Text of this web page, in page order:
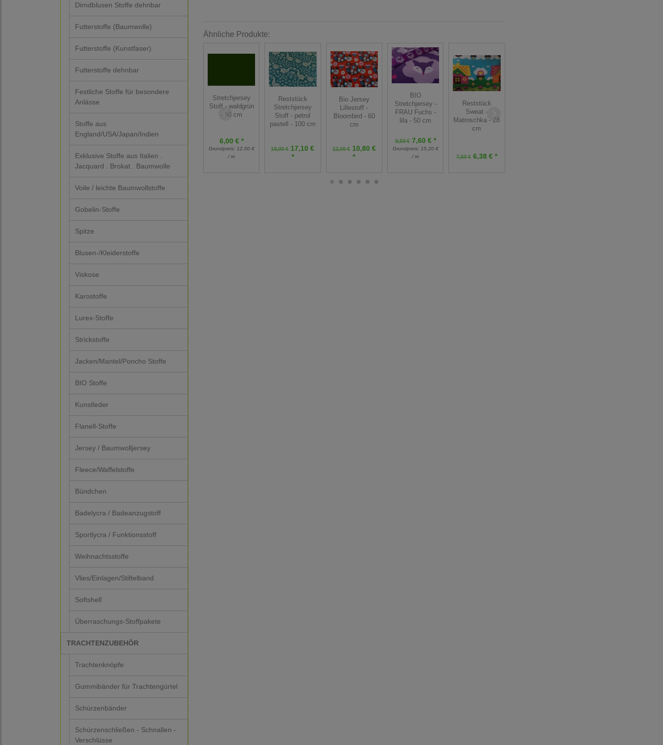
Dirndblusen Stoffe dehnbar
Futterstoffe (Baumwolle)
Futterstoffe (Kunstfaser)
Futterstoffe dehnbar
Festliche Stoffe für besondere
Anlässe
Stoffe aus
England/USA/Japan/Indien
Exklusive Stoffe aus Italien .
Jacquard . Brokat . Baumwolle
Voile / leichte Baumwollstoffe
Gobelin-Stoffe
Spitze
Blusen-/Kleiderstoffe
Viskose
Karostoffe
Lurex-Stoffe
Strickstoffe
Jacken/Mantel/Poncho Stoffe
BIO Stoffe
Kunstleder
Flanell-Stoffe
Jersey / Baumwolljersey
Fleece/Waffelstoffe
Bündchen
Badelycra / Badeanzugstoff
Sportlycra / Funktionsstoff
Weihnachtsstoffe
Vlies/Einlagen/Stiftelband
Softshell
Überraschungs-Stoffpakete
TRACHTENZUBEHÖR
Trachtenknöpfe
Gummibänder für Trachtengürtel
Schürzenbänder
Schürzenschließen - Schnallen -
Verschlüsse
Ähnliche Produkte:
Stretchjersey
Stoff - waldgrün
- 50 cm
6,00 € *
Grundpreis: 12,00 €
/ m
Reststück
Stretchjersey
Stoff - petrol
pastell - 100 cm
19,00 €17,10 €
*
Bio Jersey
Lillestoff -
Bloombird - 60
cm
12,00 €10,80 €
*
BIO
Stretchjersey -
FRAU Fuchs -
lila - 50 cm
9,50 €7,60 € *
Grundpreis: 15,20 €
/ m
Reststück
Sweat -
Matroschka - 28
cm
7,50 €6,38 € *